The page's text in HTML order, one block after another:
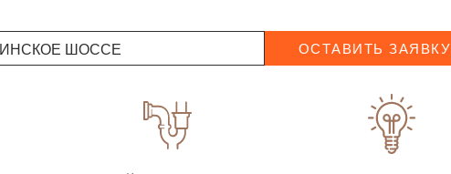
ШОССЕ ОСТАВИТЬ ЗАЯВКУ